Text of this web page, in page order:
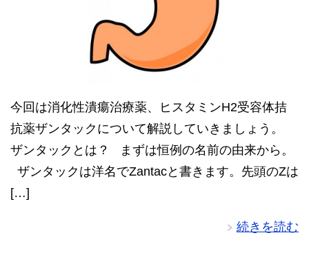
今回は消化性潰瘍治療薬、ヒスタミンH2受容体拮
抗薬ザンタックについて解説していきましょう。
ザンタックとは？ まずは恒例の名前の由来から。
ザンタックは洋名でZantacと書きます。先頭のZは
[…]
続きを読む